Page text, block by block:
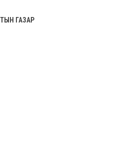
ГАЗАР